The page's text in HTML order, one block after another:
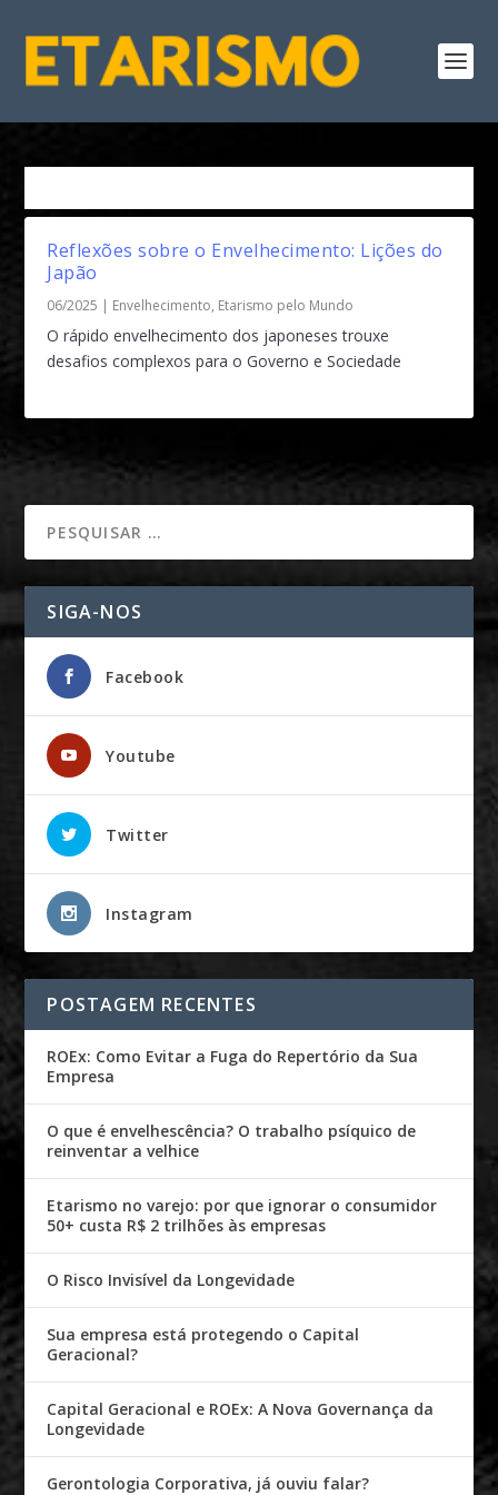
Reflexões sobre o Envelhecimento: Lições do
Japão
06/2025 | Envelhecimento, Etarismo pelo Mundo
O rápido envelhecimento dos japoneses trouxe
desafios complexos para o Governo e Sociedade
SIGA-NOS
Facebook
Youtube
Twitter
Instagram
POSTAGEM RECENTES
ROEx: Como Evitar a Fuga do Repertório da Sua
Empresa
O que é envelhescência? O trabalho psíquico de
reinventar a velhice
Etarismo no varejo: por que ignorar o consumidor
50+ custa R$ 2 trilhões às empresas
O Risco Invisível da Longevidade
Sua empresa está protegendo o Capital
Geracional?
Capital Geracional e ROEx: A Nova Governança da
Longevidade
Gerontologia Corporativa, já ouviu falar?